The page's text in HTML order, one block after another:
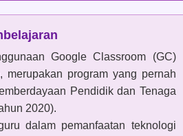
Google Classroom (GC)
merupakan program yang pernah
Pendidik dan Tenaga
2020).
dalam pemanfaatan teknologi